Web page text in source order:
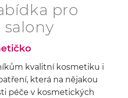
pro
kvalitní kosmetiku i
která na nějakou
péče v kosmetických